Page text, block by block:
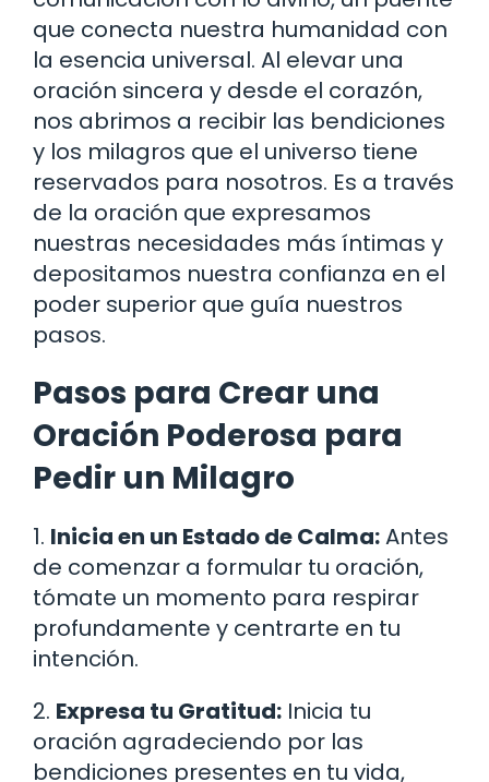
que conecta nuestra humanidad con
la esencia universal. Al elevar una
oración sincera y desde el corazón,
nos abrimos a recibir las bendiciones
y los milagros que el universo tiene
reservados para nosotros. Es a través
de la oración que expresamos
nuestras necesidades más íntimas y
depositamos nuestra confianza en el
poder superior que guía nuestros
pasos.
Pasos para Crear una
Oración Poderosa para
Pedir un Milagro
1. Inicia en un Estado de Calma:Antes
de comenzar a formular tu oración,
tómate un momento para respirar
profundamente y centrarte en tu
intención.
2. Expresa tu Gratitud: Inicia tu
oración agradeciendo por las
bendiciones presentes en tu vida,